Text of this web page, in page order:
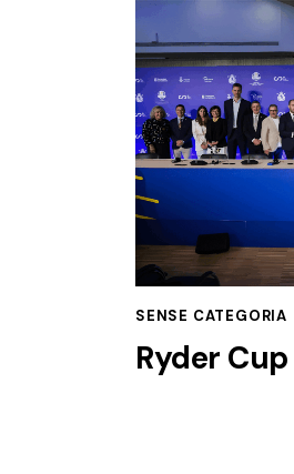
SENSE CATEGORIA
Ryder